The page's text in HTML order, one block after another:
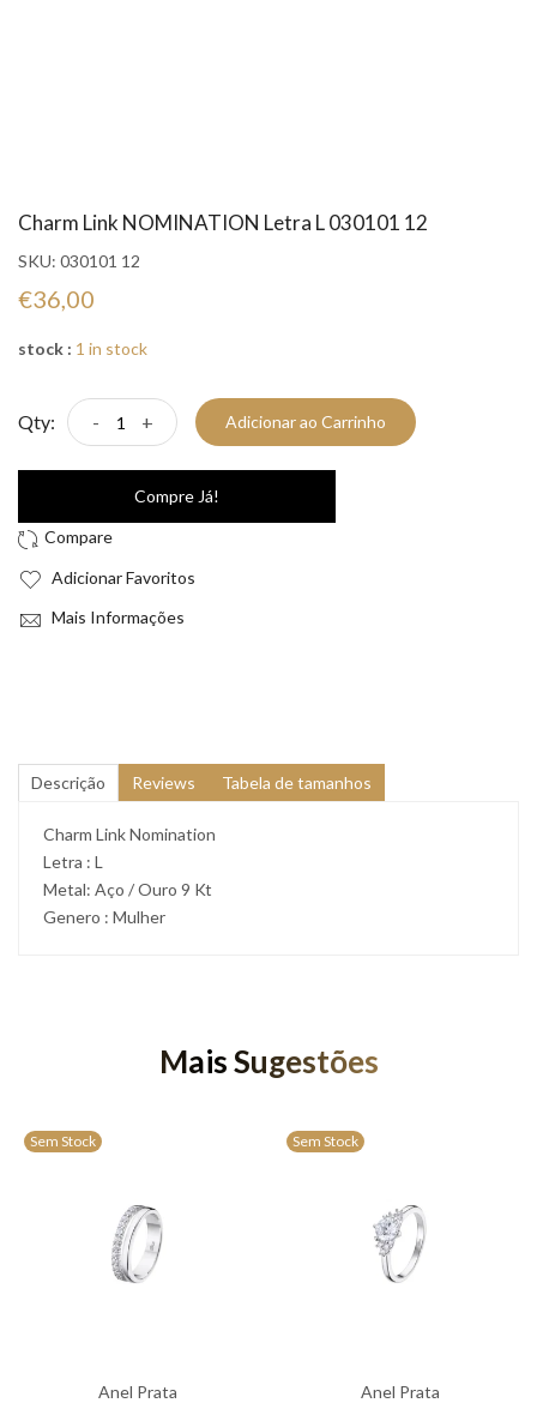
Charm Link NOMINATION Letra L 030101 12
SKU: 030101 12
€36,00
stock : 1 in stock
Qty: - + Adicionar ao Carrinho
Compre Já!
Adicionar Favoritos
Mais Informações
Descrição Reviews Tabela de tamanhos
Charm Link Nomination
Letra : L
Metal: Aço / Ouro 9 Kt
Genero : Mulher
Mais Sugestões
Sem Stock
Anel Prata
Sem Stock
Anel Prata